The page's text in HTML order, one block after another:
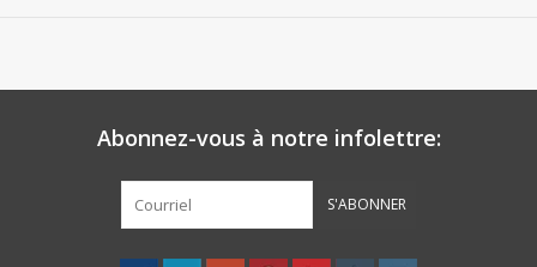
Abonnez-vous à notre infolettre:
S'ABONNER